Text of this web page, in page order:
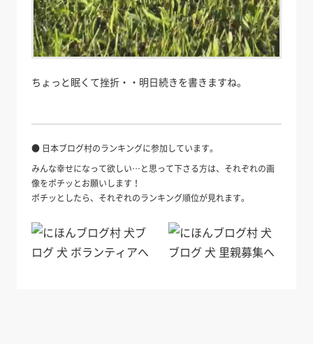
ちょっと眠くて挫折・・明日続きを書きますね。
● 日本ブログ村のランキングに参加しています。
みんな幸せになって欲しい…と思って下さる方は、それぞれの画
像をポチッとお願いします！
ポチッとしたら、それぞれのランキング順位が見れます。